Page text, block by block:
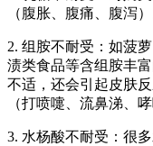
（腹胀、腹痛、腹泻）
2. 组胺不耐受：如菠
渍类食品等含组胺丰
不适，还会引起皮肤
（打喷嚏、流鼻涕、哮
3. 水杨酸不耐受：很